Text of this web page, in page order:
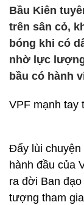
Bầu Kiên
trên sân cỏ,
bóng khi có
nhờ lực
bầu có hành
VPF mạnh tay
Đẩy lùi chuyện
hành đầu của
ra đời Ban
tượng tham